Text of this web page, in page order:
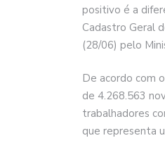
positivo é a
Cadastro Geral
(28/06) pelo
De acordo com
de 4.268.563
trabalhadores
que representa